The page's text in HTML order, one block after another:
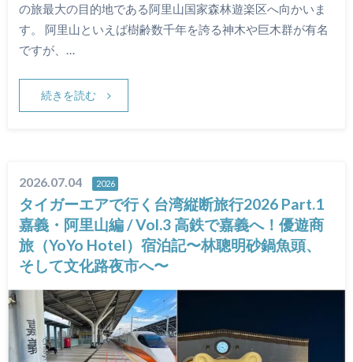
の旅最大の目的地である阿里山国家森林遊楽区へ向かいま
す。 阿里山といえば樹齢数千年を誇る神木や巨木群が有名
ですが、…
続きを読む
2026.07.04 2026
タイガーエアで行く台湾縦断旅行2026 Part.1
嘉義・阿里山編 / Vol.3 高鉄で嘉義へ！優遊商
旅（YoYo Hotel）宿泊記〜林聰明砂鍋魚頭、
そして文化路夜市へ〜